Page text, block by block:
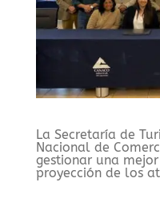
La Secretaría de
Nacional de
gestionar una
proyección de los